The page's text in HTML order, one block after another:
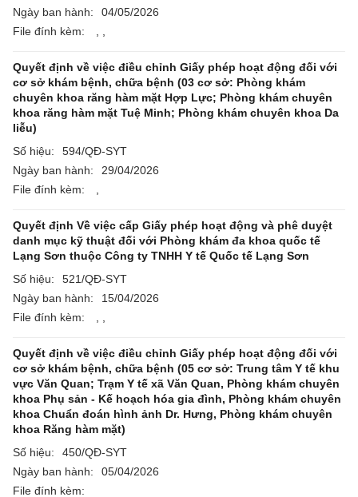
Ngày ban hành:
04/05/2026
File đính kèm:
Quyết định về việc điều chỉnh Giấy phép hoạt động đối với
cơ sở khám bệnh, chữa bệnh (03 cơ sở: Phòng khám
chuyên khoa răng hàm mặt Hợp Lực; Phòng khám chuyên
khoa răng hàm mặt Tuệ Minh; Phòng khám chuyên khoa Da
liễu)
Số hiệu:
594/QĐ-SYT
Ngày ban hành:
29/04/2026
File đính kèm:
Quyết định Về việc cấp Giấy phép hoạt động và phê duyệt
danh mục kỹ thuật đối với Phòng khám đa khoa quốc tế
Lạng Sơn thuộc Công ty TNHH Y tế Quốc tế Lạng Sơn
Số hiệu:
521/QĐ-SYT
Ngày ban hành:
15/04/2026
File đính kèm:
Quyết định về việc điều chỉnh Giấy phép hoạt động đối với
cơ sở khám bệnh, chữa bệnh (05 cơ sở: Trung tâm Y tế khu
vực Văn Quan; Trạm Y tế xã Văn Quan, Phòng khám chuyên
khoa Phụ sản - Kế hoạch hóa gia đình, Phòng khám chuyên
khoa Chuẩn đoán hình ảnh Dr. Hưng, Phòng khám chuyên
khoa Răng hàm mặt)
Số hiệu:
450/QĐ-SYT
Ngày ban hành:
05/04/2026
File đính kèm: